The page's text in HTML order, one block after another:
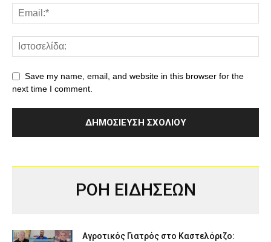
Save my name, email, and website in this browser for the
next time I comment.
ΡΟΗ ΕΙΔΗΣΕΩΝ
Αγροτικός Γιατρός στο Καστελόριζο: